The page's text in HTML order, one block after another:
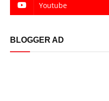
Youtube
BLOGGER AD